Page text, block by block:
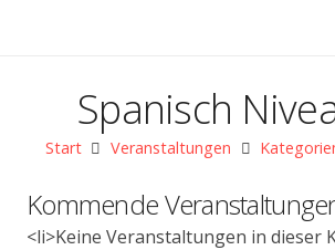
Spanisch
Start Veranstaltungen
Kommende
<li>Keine Veranstaltungen in dieser